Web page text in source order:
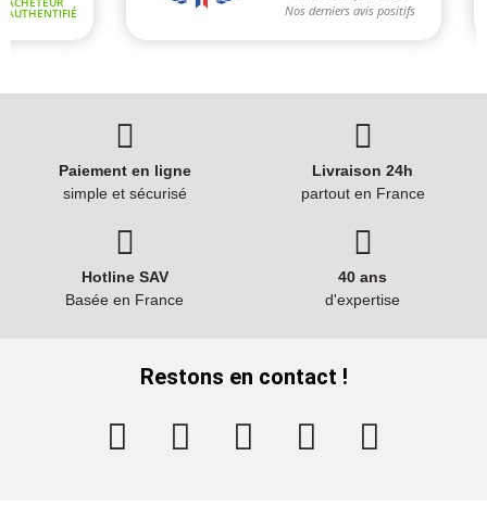
Paiement en ligne
simple et sécurisé
Livraison 24h
partout en France
Hotline SAV
Basée en France
40 ans
d'expertise
Restons en contact !